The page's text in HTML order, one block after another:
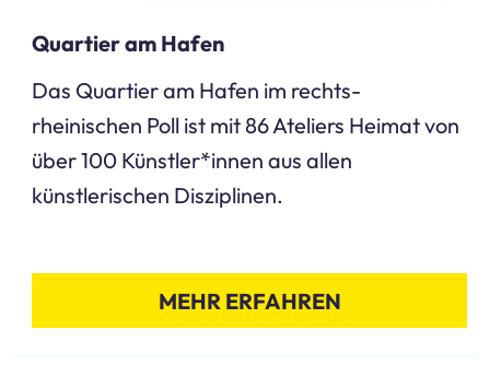
Quartier am Hafen
Das Quartier am Hafen im rechts-
rheinischen Poll ist mit 86 Ateliers Heimat von
über 100 Künstler*innen aus allen
künstlerischen Disziplinen.
MEHR ERFAHREN